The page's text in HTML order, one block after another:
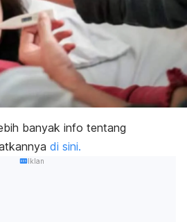
banyak info tentang
di sini.
Iklan